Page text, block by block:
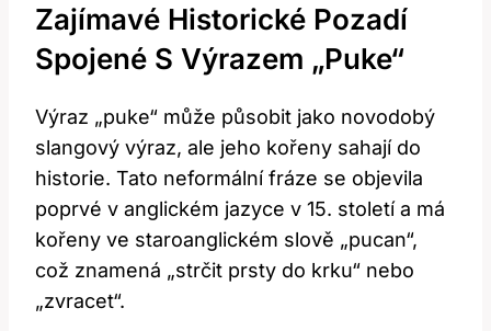
Zajímavé Historické Pozadí
Spojené S Výrazem „puke“
Výraz „puke“ může působit jako novodobý
slangový výraz, ale jeho kořeny sahají do
historie. Tato neformální fráze se objevila
poprvé v anglickém jazyce v 15. století a má
kořeny ve staroanglickém slově „pucan“,
což znamená „strčit prsty do krku“ nebo
„zvracet“.